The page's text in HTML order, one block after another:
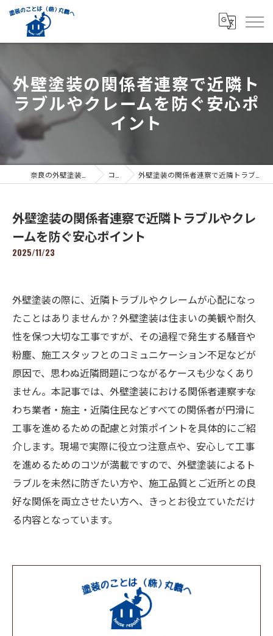
外壁塗装の関係者連察で近隣ト
ラブルやクレームを防ぐ安心ポ
イント
コラム 外壁塗装の関係者連察で近隣トラブルやクレームを防ぐ安心ポイント
外壁塗装の関係者連察で近隣トラブルやクレ
ームを防ぐ安心ポイント
2025/11/23
外壁塗装の際に、近隣トラブルやクレームが心配になっ
たことはありませんか？外壁塗装は住まいの美観や耐久
性を保つ大切な工事ですが、その過程で発生する騒音や
粉塵、施工スタッフとのコミュニケーション不足などが
原因で、思わぬ近隣問題につながるケースも少なくあり
ません。本記事では、外壁塗装における関係者連察――すな
わち業者・施主・近隣住民などすべての関係者が円滑に
工事を進めるための配慮と対策ポイントを具体的にご紹
介します。現場で実際に役立つ注意点や、安心して工事
を進めるためのコツが満載ですので、外壁塗装によるト
ラブルを未然に防ぎたい方や、施工品質とご近所との良
好な関係を両立させたい方へ、きっとお役立ていただけ
る内容となっています。